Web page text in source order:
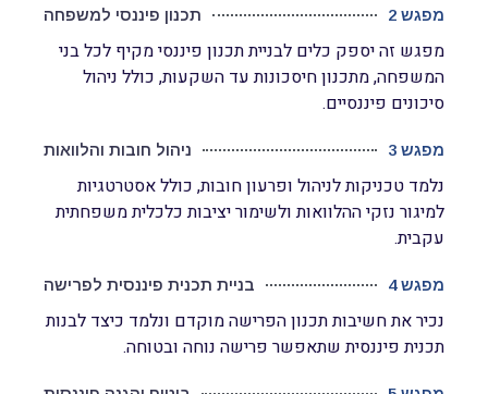
מפגש 2 תכנון פיננסי למשפחה
מפגש זה יספק כלים לבניית תכנון פיננסי מקיף לכל בני
המשפחה, מתכנון חיסכונות עד השקעות, כולל ניהול
סיכונים פיננסיים.
מפגש 3 ניהול חובות והלוואות
נלמד טכניקות לניהול ופרעון חובות, כולל אסטרטגיות
למיגור נזקי ההלוואות ולשימור יציבות כלכלית משפחתית
עקבית.
מפגש 4 בניית תכנית פיננסית לפרישה
נכיר את חשיבות תכנון הפרישה מוקדם ונלמד כיצד לבנות
תכנית פיננסית שתאפשר פרישה נוחה ובטוחה.